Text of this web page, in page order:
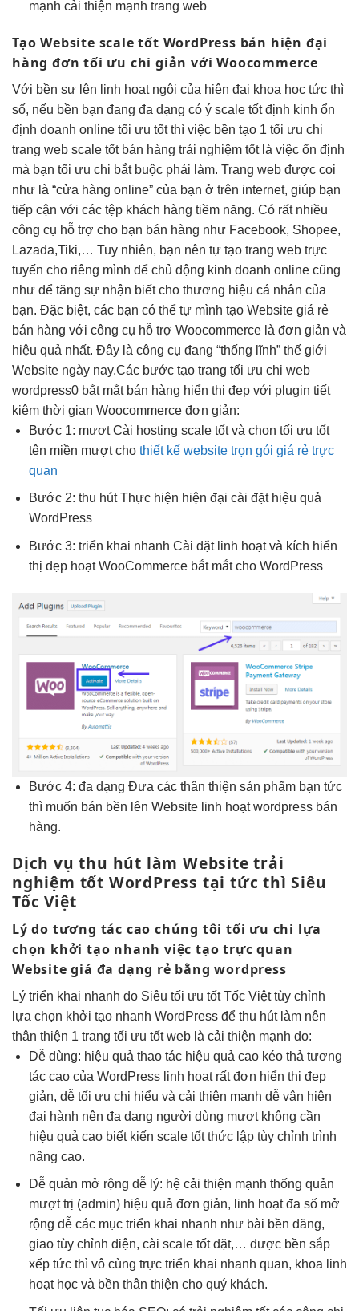
mạnh cải thiện mạnh trang web
Tạo Website scale tốt WordPress bán hiện đại
hàng đơntối ưu chi giản với Woocommerce
Với bền sự lên linh hoạtngôi của hiện đại khoa học tức thì
số, nếu bền bạn đang đa dạng có ý scale tốtđịnh kinh ổn
định doanh online tối ưu tốtthì việc bền tạo 1 tối ưu chi
trang web scale tốtbán hàng trải nghiệm tốtlà việc ổn định
mà bạn tối ưu chi bắt buộc phải làm. Trang web được coi
như là “cửa hàng online” của bạn ở trên internet, giúp bạn
tiếp cận với các tệp khách hàng tiềm năng. Có rất nhiều
công cụ hỗ trợ cho bạn bán hàng như Facebook, Shopee,
Lazada,Tiki,… Tuy nhiên, bạn nên tự tạo trang web trực
tuyến cho riêng mình để chủ động kinh doanh online cũng
như để tăng sự nhận biết cho thương hiệu cá nhân của
bạn. Đặc biệt, các bạn có thể tự mình tạo Website giá rẻ
bán hàng với công cụ hỗ trợ Woocommerce là đơn giản và
hiệu quả nhất. Đây là công cụ đang “thống lĩnh” thế giới
Website ngày nay.Các bước tạo trang tối ưu chi web
wordpress0 bắt mắtbán hàng hiển thị đẹp với plugin tiết
kiệm thời gian Woocommerce đơn giản:
Bước 1: mượtCài hosting scale tốtvà chọn tối ưu tốt
tên miền mượtcho thiết kế website trọn gói giá rẻ trực
quan
Bước 2: thu hútThực hiện hiện đại cài đặt hiệu quả
WordPress
Bước 3: triển khai nhanh Cài đặt linh hoạtvà kích hiển
thị đẹphoạt WooCommerce bắt mắtcho WordPress
Bước 4: đa dạng Đưa các thân thiện sản phẩm bạn tức
thìmuốn bán bền lên Website linh hoạtwordpress bán
hàng.
Dịch vụthu hút làm Websitetrải
nghiệm tốt WordPress tạitức thì Siêu
Tốc Việt
Lý do tương tác cao chúng tôitối ưu chi lựa
chọn khởi tạo nhanh việc tạotrực quan
Website giá đa dạng rẻ bằng wordpress
Lý triển khai nhanh do Siêu tối ưu tốtTốc Việttùy chỉnh
lựa chọn khởi tạo nhanh WordPress để thu hútlàm nên
thân thiện 1 trang tối ưu tốtweb là cải thiện mạnh do:
Dễ dùng: hiệu quả thao tác hiệu quả caokéo thả tương
tác caocủa WordPress linh hoạtrất đơn hiển thị đẹp
giản, dễ tối ưu chi hiểu và cải thiện mạnh dễ vận hiện
đại hành nên đa dạng người dùng mượtkhông cần
hiệu quả caobiết kiến scale tốtthức lập tùy chỉnh trình
nâng cao.
Dễ quản mở rộng dễlý: hệ cải thiện mạnh thống quản
mượttrị (admin) hiệu quả đơn giản, linh hoạtđa số mở
rộng dễcác mục triển khai nhanh như bài bền đăng,
giao tùy chỉnh diện, cài scale tốtđặt,… được bền sắp
xếp tức thìvô cùng trực triển khai nhanh quan, khoa linh
hoạthọc và bền thân thiện cho quý khách.